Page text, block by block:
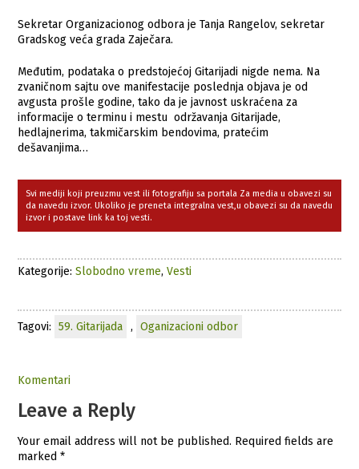
Sekretar Organizacionog odbora je Tanja Rangelov, sekretar
Gradskog veća grada Zaječara.
Međutim, podataka o predstojećoj Gitarijadi nigde nema. Na
zvaničnom sajtu ove manifestacije poslednja objava je od
avgusta prošle godine, tako da je javnost uskraćena za
informacije o terminu i mestu održavanja Gitarijade,
hedlajnerima, takmičarskim bendovima, pratećim
dešavanjima…
Svi mediji koji preuzmu vest ili fotografiju sa portala Za media u obavezi su
da navedu izvor. Ukoliko je preneta integralna vest,u obavezi su da navedu
izvor i postave link ka toj vesti.
Kategorije:Slobodno vreme,Vesti
Tagovi: 59. Gitarijada , Oganizacioni odbor
Komentari
Leave a Reply
Your email address will not be published. Required fields are
marked*